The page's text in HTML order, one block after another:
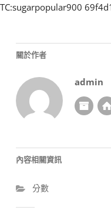
TC:sugarpopular900
關於作者
admin
內容相關資訊
分數